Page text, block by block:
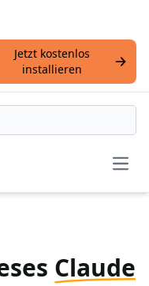
Jetzt kostenlos
installieren
Claude